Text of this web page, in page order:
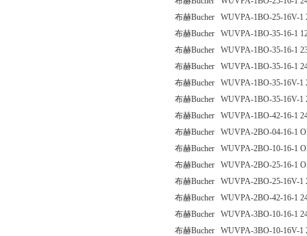
布赫Bucher WUVPA-1BO-25-16V-1
布赫Bucher WUVPA-1BO-35-16-1
布赫Bucher WUVPA-1BO-35-16-1
布赫Bucher WUVPA-1BO-35-16-1
布赫Bucher WUVPA-1BO-35-16V-1
布赫Bucher WUVPA-1BO-35-16V-1
布赫Bucher WUVPA-1BO-42-16-1
布赫Bucher WUVPA-2BO-04-16-1
布赫Bucher WUVPA-2BO-10-16-1
布赫Bucher WUVPA-2BO-25-16-1
布赫Bucher WUVPA-2BO-25-16V-1
布赫Bucher WUVPA-2BO-42-16-1
布赫Bucher WUVPA-3BO-10-16-1
布赫Bucher WUVPA-3BO-10-16V-1